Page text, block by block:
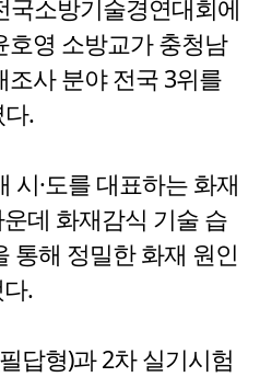
국소방기술경연대회에
호영 소방교가 충청남
사 분야 전국 3위를
.
시·도를 대표하는 화재
데 화재감식 기술 습
통해 정밀한 화재 원인
.
답형)과 2차 실기시험